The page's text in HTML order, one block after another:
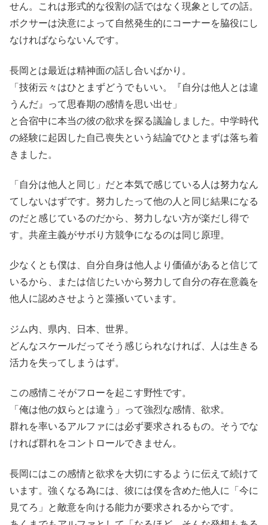
せん。これは形式的な役割の話ではなく現象としての話。
ボクサーは決意によって自然発生的にコーナーを脇役にし
なければならないんです。
長岡とは最近は精神面の話し合いばかり。
「技術云々はひとまずどうでもいい。『自分は他人とは違
うんだ』って思春期の感情を思い出せ」
と合宿中に本当の彼の欲求を探る議論しました。中学時代
の経験に起因した自己喪失という結論でひとまずは落ち着
きました。
「自分は他人と同じ」だと本気で感じている人は努力なん
てしないはずです。努力したって他の人と同じ結果になる
のだと感じているのだから、努力しない方が楽だし得で
す。共産主義がサボり方競争になるのは同じ原理。
少なくとも僕は、自分自身は他人より価値があると信じて
いるから、または信じたいから努力して自分の存在意義を
他人に認めさせようと藻掻いています。
ジム内、県内、日本、世界。
どんなスケールだってそう感じられなければ、人は生きる
活力を失ってしまうはず。
この感情こそがフローを起こす野性です。
「俺は他の奴らとは違う」って強烈な感情、欲求。
群れを率いるアルファには必ず要求されるもの。そうでな
ければ群れをコントロールできません。
長岡にはこの感情と欲求を大切にするように伝えて続けて
います。強くなる為には、彼には僕を含めた他人に「今に
見てろ」と敵意を向ける能力が要求されるからです。